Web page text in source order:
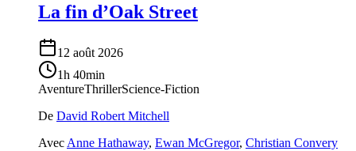
La fin d’Oak Street
12 août 2026
1h 40min
AventureThrillerScience-Fiction
De David Robert Mitchell
AvecAnne Hathaway, Ewan McGregor, Christian Convery